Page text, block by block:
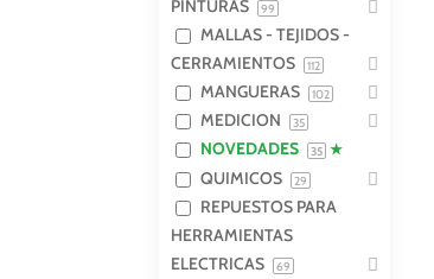
PINTURAS
99
MALLAS - TEJIDOS -
CERRAMIENTOS
112
MANGUERAS 102
MEDICION 35
NOVEDADES 35
QUIMICOS 29
REPUESTOS PARA
HERRAMIENTAS
ELECTRICAS
69